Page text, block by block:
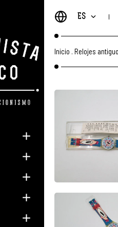
ES
Inicio Relojes